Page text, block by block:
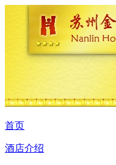
首页
酒店介绍